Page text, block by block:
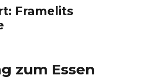
Framelits
zum Essen